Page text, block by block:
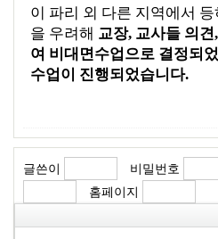
이 파리 외 다른 지역에서 등
을 우려해 교장, 교사들 의견,
여 비대면 수업으로 결정되
수업이
진행되었습니다.
글쓴이 비밀번호
홈페이지